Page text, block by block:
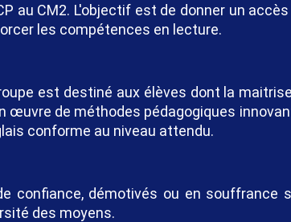
au CM2. L'objectif est de donner un
les compétences en lecture.
est destiné aux élèves dont la
œuvre de méthodes pédagogiques
conforme au niveau attendu.
confiance, démotivés ou en
des moyens.